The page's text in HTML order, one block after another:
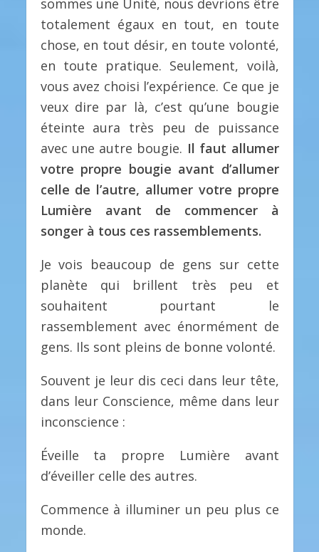
sommes une Unité, nous devrions être
totalement égaux en tout, en toute
chose, en tout désir, en toute volonté,
en toute pratique. Seulement, voilà,
vous avez choisi l’expérience. Ce que je
veux dire par là, c’est qu’une bougie
éteinte aura très peu de puissance
avec une autre bougie. Il faut allumer
votre propre bougie avant d’allumer
celle de l’autre, allumer votre propre
Lumière avant de commencer à
songer à tous ces rassemblements.
Je vois beaucoup de gens sur cette
planète qui brillent très peu et
souhaitent pourtant le
rassemblement avec énormément de
gens. Ils sont pleins de bonne volonté.
Souvent je leur dis ceci dans leur tête,
dans leur Conscience, même dans leur
inconscience :
Éveille ta propre Lumière avant
d’éveiller celle des autres.
Commence à illuminer un peu plus ce
monde.